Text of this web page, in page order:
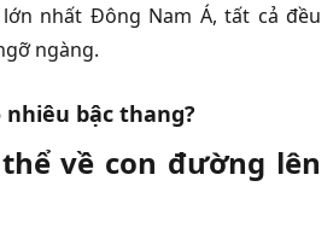
nhất Đông Nam Á, tất cả đều
ngàng.
nhiêu bậc thang?
về con đường lên